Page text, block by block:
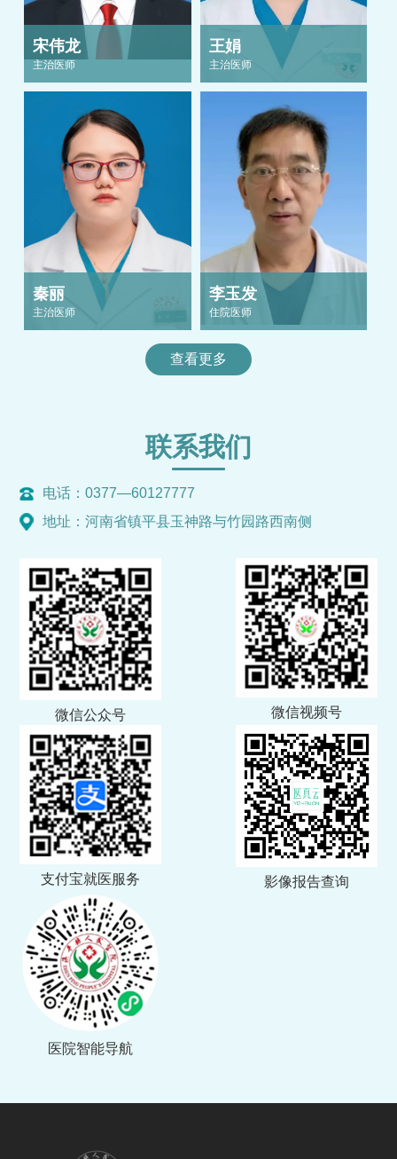
宋伟龙
主治医师
王娟
主治医师
秦丽
主治医师
李玉发
住院医师
查看更多
联系我们
电话：0377—60127777
地址：河南省镇平县玉神路与竹园路西南侧
微信公众号 微信视频号
支付宝就医服务 影像报告查询
医院智能导航